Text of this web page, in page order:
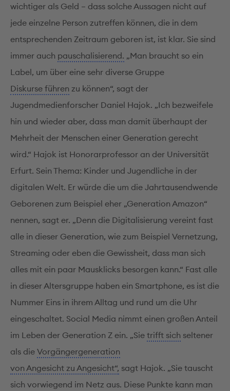
wichtiger als Geld – dass solche Aussagen nicht auf
jede einzelne Person zutreffen können, die in dem
entsprechenden Zeitraum geboren ist, ist klar. Sie sind
immer auch pauschalisierend. „Man braucht so ein
Label, um über eine sehr diverse Gruppe
Diskurse führen zu können“, sagt der
Jugendmedienforscher Daniel Hajok. „Ich bezweifele
hin und wieder aber, dass man damit überhaupt der
Mehrheit der Menschen einer Generation gerecht
wird.“ Hajok ist Honorarprofessor an der Universität
Erfurt. Sein Thema: Kinder und Jugendliche in der
digitalen Welt. Er würde die um die Jahrtausendwende
Geborenen zum Beispiel eher „Generation Amazon“
nennen, sagt er. „Denn die Digitalisierung vereint fast
alle in dieser Generation, wie zum Beispiel Vernetzung,
Streaming oder eben die Gewissheit, dass man sich
alles mit ein paar Mausklicks besorgen kann.“ Fast alle
in dieser Altersgruppe haben ein Smartphone, es ist die
Nummer Eins in ihrem Alltag und rund um die Uhr
eingeschaltet. Social Media nimmt einen großen Anteil
im Leben der Generation Z ein. „Sie trifft sich seltener
als die Vorgängergeneration
von Angesicht zu Angesicht“, sagt Hajok. „Sie tauscht
sich vorwiegend im Netz aus. Diese Punkte kann man